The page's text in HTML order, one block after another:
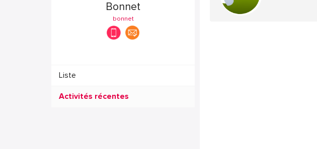
Bonnet
bonnet
Liste
Activités récentes